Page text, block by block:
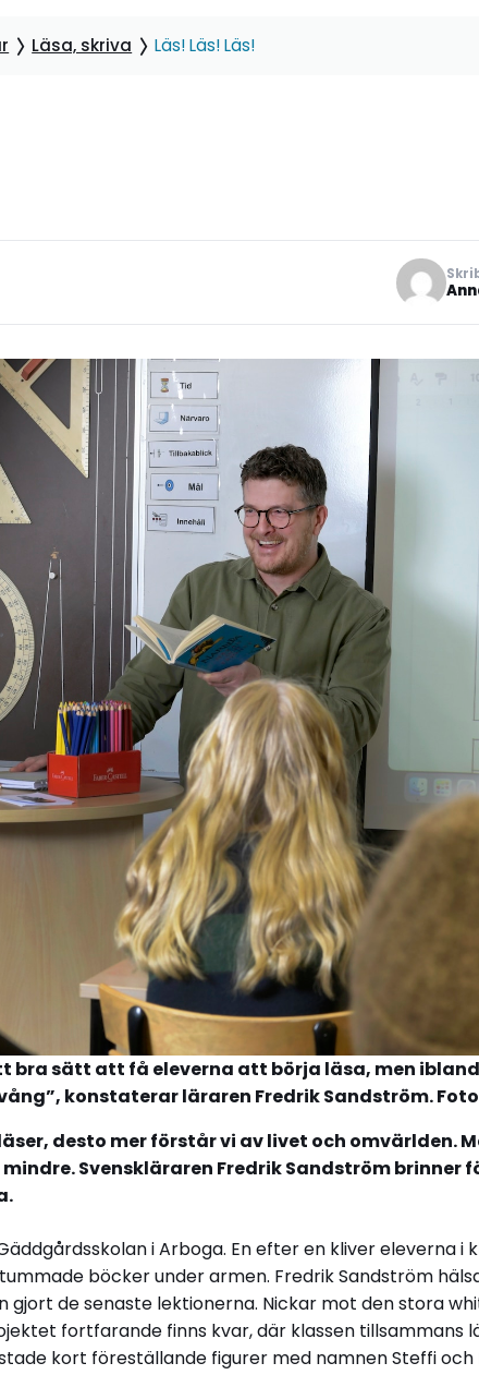
Läsa, skriva Läs! Läs! Läs!
bra sätt att få eleverna att börja läsa, men
konstaterar läraren Fredrik Sandström.
desto mer förstår vi av livet och omvärlden.
Svenskläraren Fredrik Sandström brinner
i Arboga. En efter en kliver eleverna i
böcker under armen. Fredrik Sandström
gjort de senaste lektionerna. Nickar mot den stora
fortfarande finns kvar, där klassen tillsammans
kort föreställande figurer med namnen Steffi